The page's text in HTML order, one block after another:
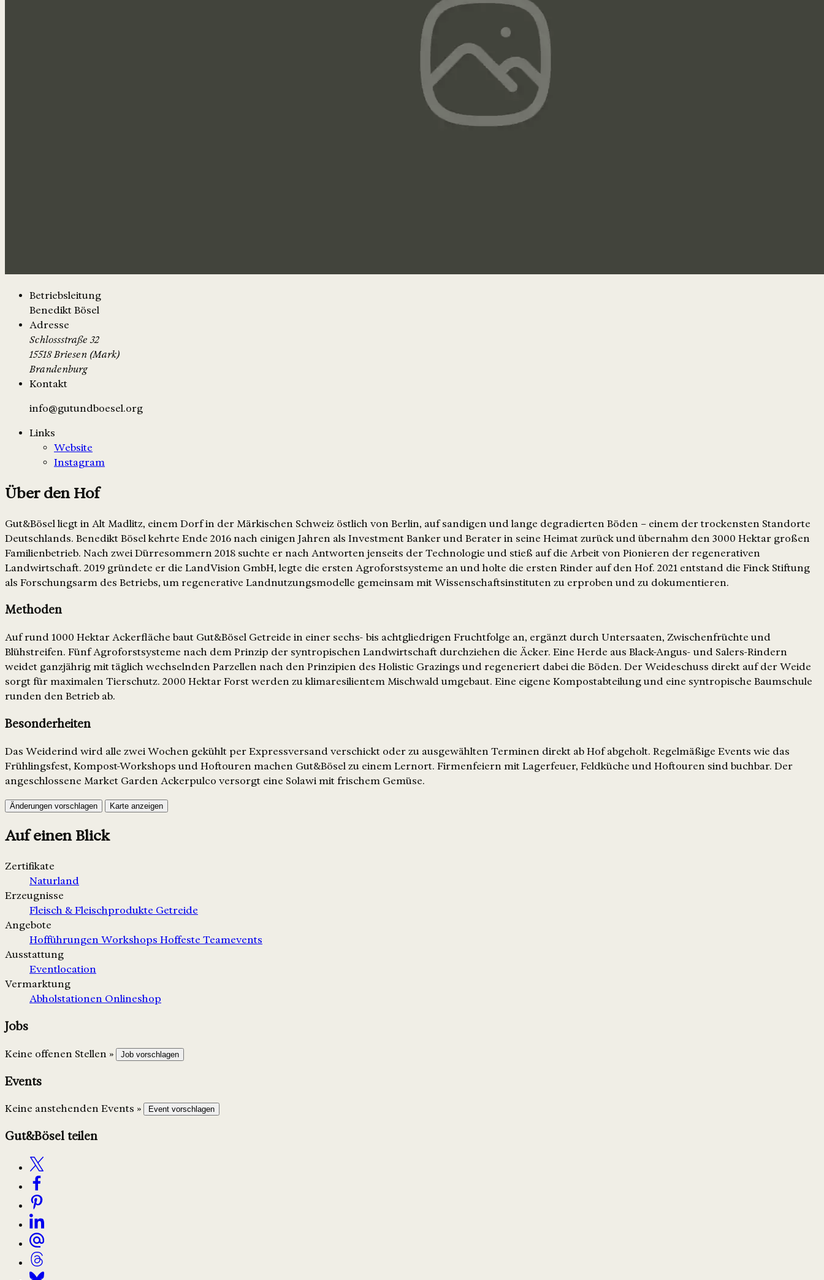
Betriebsleitung
Benedikt Bösel
Adresse
Schlossstraße 32
15518 Briesen (Mark)
Brandenburg
Kontakt
info@gutundboesel.org
Links
Website
Instagram
Über den Hof
Gut&Bösel liegt in Alt Madlitz, einem Dorf in der Märkischen Schweiz östlich von Berlin, auf sandigen und lange degradierten Böden – einem der trockensten Standorte
Deutschlands. Benedikt Bösel kehrte Ende 2016 nach einigen Jahren als Investment Banker und Berater in seine Heimat zurück und übernahm den 3000 Hektar großen
Familienbetrieb. Nach zwei Dürresommern 2018 suchte er nach Antworten jenseits der Technologie und stieß auf die Arbeit von Pionieren der regenerativen
Landwirtschaft. 2019 gründete er die LandVision GmbH, legte die ersten Agroforstsysteme an und holte die ersten Rinder auf den Hof. 2021 entstand die Finck Stiftung
als Forschungsarm des Betriebs, um regenerative Landnutzungsmodelle gemeinsam mit Wissenschaftsinstituten zu erproben und zu dokumentieren.
Methoden
Auf rund 1000 Hektar Ackerfläche baut Gut&Bösel Getreide in einer sechs- bis achtgliedrigen Fruchtfolge an, ergänzt durch Untersaaten, Zwischenfrüchte und
Blühstreifen. Fünf Agroforstsysteme nach dem Prinzip der syntropischen Landwirtschaft durchziehen die Äcker. Eine Herde aus Black-Angus- und Salers-Rindern
weidet ganzjährig mit täglich wechselnden Parzellen nach den Prinzipien des Holistic Grazings und regeneriert dabei die Böden. Der Weideschuss direkt auf der Weide
sorgt für maximalen Tierschutz. 2000 Hektar Forst werden zu klimaresilientem Mischwald umgebaut. Eine eigene Kompostabteilung und eine syntropische Baumschule
runden den Betrieb ab.
Besonderheiten
Das Weiderind wird alle zwei Wochen gekühlt per Expressversand verschickt oder zu ausgewählten Terminen direkt ab Hof abgeholt. Regelmäßige Events wie das
Frühlingsfest, Kompost-Workshops und Hoftouren machen Gut&Bösel zu einem Lernort. Firmenfeiern mit Lagerfeuer, Feldküche und Hoftouren sind buchbar. Der
angeschlossene Market Garden Ackerpulco versorgt eine Solawi mit frischem Gemüse.
Änderungen vorschlagen Karte anzeigen
Auf einen Blick
Zertifikate
Naturland
Erzeugnisse
Fleisch & Fleischprodukte Getreide
Angebote
Hofführungen Workshops Hoffeste Teamevents
Ausstattung
Eventlocation
Vermarktung
Abholstationen Onlineshop
Jobs
Keine offenen Stellen » Job vorschlagen
Events
Keine anstehenden Events » Event vorschlagen
Gut&Bösel teilen